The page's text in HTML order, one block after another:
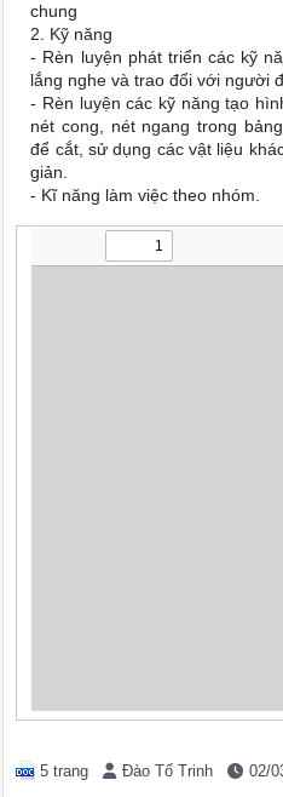
chung
2. Kỹ năng
- Rèn luyện phát triển các kỹ
lắng nghe và trao đổi với người
- Rèn luyện các kỹ năng tạo
nét cong, nét ngang trong
để cắt, sử dụng các vật liệu
giản.
- Kĩ năng làm việc theo nhóm.
5 trang Đào Tố Trinh 02/